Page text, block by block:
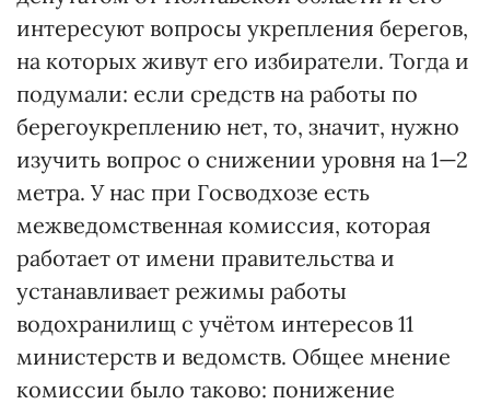
интересуют вопросы укрепления берегов,
на которых живут его избиратели. Тогда и
подумали: если средств на работы по
берегоукреплению нет, то, значит, нужно
изучить вопрос о снижении уровня на 1—2
метра. У нас при Госводхозе есть
межведомственная комиссия, которая
работает от имени правительства и
устанавливает режимы работы
водохранилищ с учётом интересов 11
министерств и ведомств. Общее мнение
комиссии было таково: понижение